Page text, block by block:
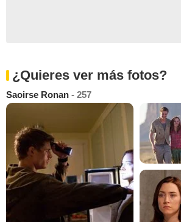
¿Quieres ver más fotos?
Saoirse Ronan - 257